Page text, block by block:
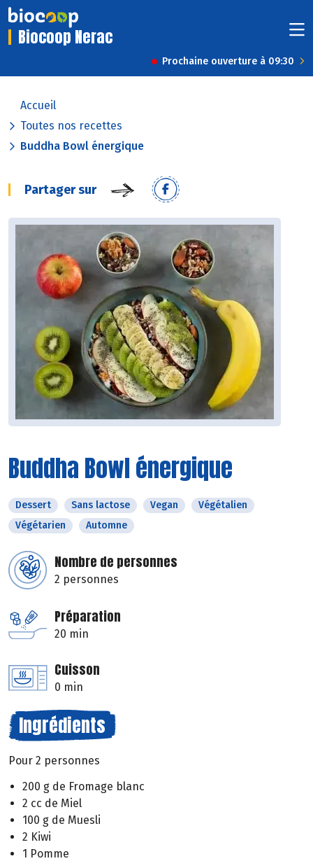
Biocoop Nerac
Prochaine ouverture à 09:30
Accueil
Toutes nos recettes
Buddha Bowl énergique
Partager sur
Buddha Bowl énergique
Dessert Sans lactose Vegan
Végétalien
Végétarien
Automne
Nombre de personnes
2 personnes
Préparation
20 min
Cuisson
0 min
Ingrédients
Pour 2 personnes
200 g de Fromage blanc
2 cc de Miel
100 g de Muesli
2 Kiwi
1 Pomme